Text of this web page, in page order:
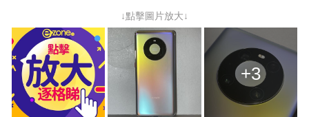
↓點擊圖片放大↓
+3